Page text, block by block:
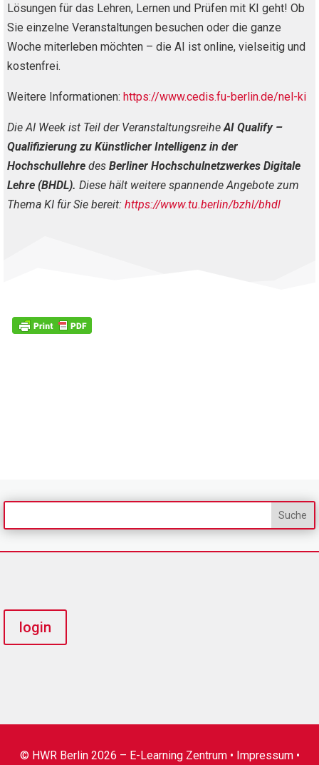
Lösungen für das Lehren, Lernen und Prüfen mit KI geht! Ob
Sie einzelne Veranstaltungen besuchen oder die ganze
Woche miterleben möchten – die AI ist online, vielseitig und
kostenfrei.
Weitere Informationen: https://www.cedis.fu-berlin.de/nel-ki
Die AI Week ist Teil der VeranstaltungsreiheAI Qualify –
Qualifizierung zu Künstlicher Intelligenz in der
Hochschullehre des Berliner Hochschulnetzwerkes Digitale
Lehre (BHDL). Diese hält weitere spannende Angebote zum
Thema KI für Sie bereit: https://www.tu.berlin/bzhl/bhdl
login
© HWR Berlin 2026 – E-Learning Zentrum • Impressum•